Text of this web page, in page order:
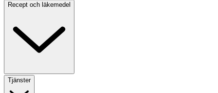
Recept och läkemedel
Tjänster